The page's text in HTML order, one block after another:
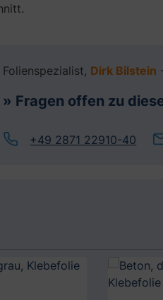
Folienspezialist, Dirk Bilstein
» Fragen offen zu
+49 2871 22910-40